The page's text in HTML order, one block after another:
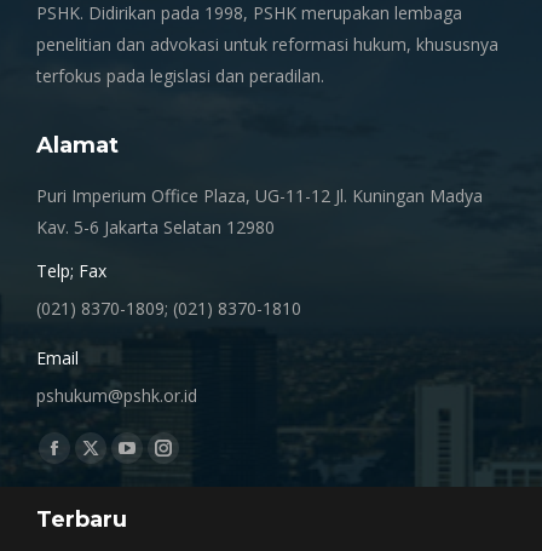
PSHK. Didirikan pada 1998, PSHK merupakan lembaga
penelitian dan advokasi untuk reformasi hukum, khususnya
terfokus pada legislasi dan peradilan.
Alamat
Puri Imperium Office Plaza, UG-11-12 Jl. Kuningan Madya
Kav. 5-6 Jakarta Selatan 12980
Telp; Fax
(021) 8370-1809; (021) 8370-1810
Email
pshukum@pshk.or.id
Find us on:
Facebook
opens
X
opens
YouTube
opens
Instagram
Terbaru